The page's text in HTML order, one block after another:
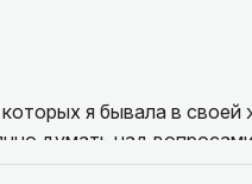
я бывала в своей
думать над
и на все вопросы